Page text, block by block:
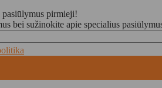
pasiūlymus pirmieji!
bei sužinokite apie specialius